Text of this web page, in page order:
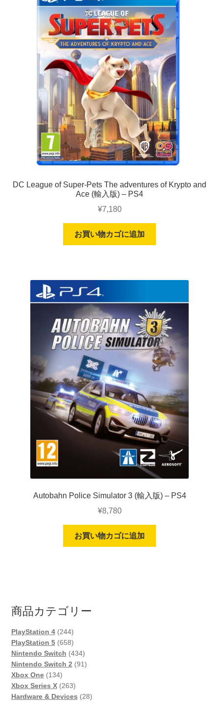
DC League of Super-Pets The adventures of Krypto and
Ace (輸入版) – PS4
¥7,180
お買い物カゴに追加
Autobahn Police Simulator 3 (輸入版) – PS4
¥8,780
お買い物カゴに追加
商品カテゴリー
PlayStation 4 244244
個
の
商
PlayStation 5 658658
個
の
品
Nintendo Switch 434434
個
品
Nintendo Switch 2 9191
商
Xbox One 134134
個
の
Xbox Series X 263263
個
Hardware & Devices 2828